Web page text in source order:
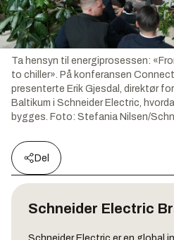
Ta hensyn til energiprosessen:
to chiller». På konferansen
presenterte Erik Gjesdal, direktør
Baltikum i Schneider Electric,
bygges. Foto: Stefania Nilsen/
Del
Schneider Electric